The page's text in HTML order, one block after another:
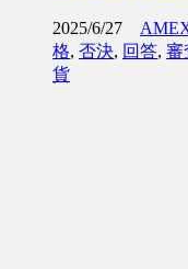
2025/6/27
格, 否決, 回答, 審
貨